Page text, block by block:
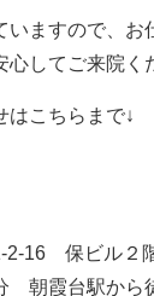
いますので、お
してご来院く
はこちらまで↓
2-16 保ビル２
朝霞台駅から